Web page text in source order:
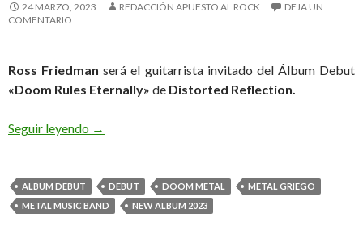
24 MARZO, 2023 REDACCIÓN APUESTO AL ROCK
DEJA UN
COMENTARIO
Ross Friedman será el guitarrista invitado del Álbum Debut
«Doom Rules Eternally» de Distorted Reflection.
Seguir leyendo Distorted Reflection Anuncia a Ross Friedman
→
ALBUM DEBUT DEBUT DOOM METAL
METAL GRIEGO
METAL MUSIC BAND
NEW ALBUM 2023